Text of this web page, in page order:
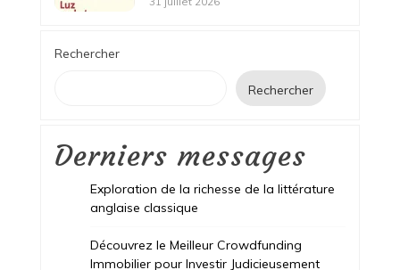
Rechercher
Rechercher
Derniers messages
Exploration de la richesse de la littérature
anglaise classique
Découvrez le Meilleur Crowdfunding
Immobilier pour Investir Judicieusement